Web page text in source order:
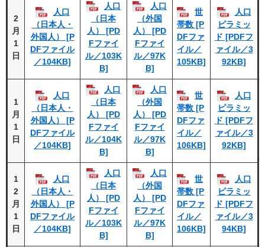
2
月
1
日
人口
（日本人・
外国人） [P
DFファイル
／104KB]
人口
（日本
人） [PD
Fファイ
ル／103K
B]
人口
（外国
人） [PD
Fファイ
ル／97K
B]
世
帯数 [P
DFファ
イル／
105KB]
人口
ピラミッ
ド [PDFフ
ァイル／3
92KB]
1
月
1
日
人口
（日本人・
外国人） [P
DFファイル
／104KB]
人口
（日本
人） [PD
Fファイ
ル／104K
B]
人口
（外国
人） [PD
Fファイ
ル／97K
B]
世
帯数 [P
DFファ
イル／
106KB]
人口
ピラミッ
ド [PDFフ
ァイル／3
92KB]
1
2
月
1
日
人口
（日本人・
外国人） [P
DFファイル
／104KB]
人口
（日本
人） [PD
Fファイ
ル／103K
B]
人口
（外国
人） [PD
Fファイ
ル／97K
B]
世
帯数 [P
DFファ
イル／
106KB]
人口
ピラミッ
ド [PDFフ
ァイル／3
94KB]